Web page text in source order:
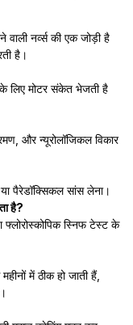
नर्व्स की एक जोड़ी है
है।
लिए मोटर संकेत भेजती है
और न्यूरोलॉजिकल विकार
पैरेडॉक्सिकल सांस लेना।
है?
स्निफ टेस्ट के
में ठीक हो जाती हैं,